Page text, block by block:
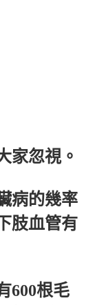
家忽視。
病的幾率
肢血管有
600根毛